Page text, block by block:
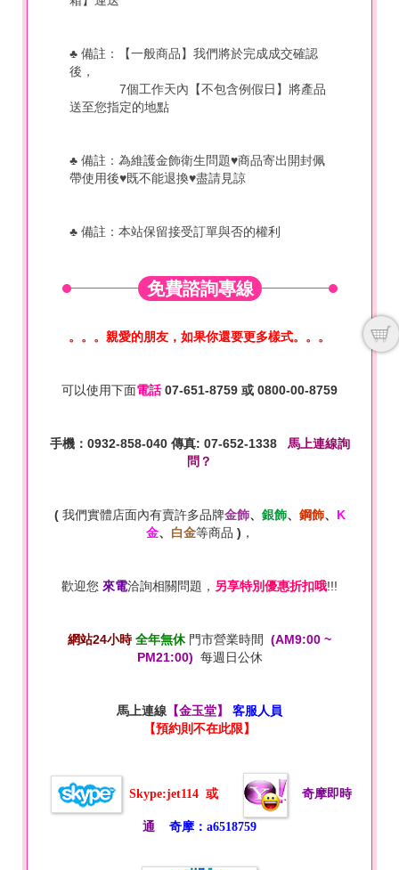
♣ 備註：【一般商品】我們將於完成成交確認
後，
7個工作天內【不包含例假日】將產品
送至您指定的地點
♣ 備註：為維護金飾衛生問題♥商品寄出開封佩
帶使用後♥既不能退換♥盡請見諒
♣ 備註：本站保留接受訂單與否的權利
免費諮詢專線
。。。親愛的朋友，如果你還要更多樣式。。。
可以使用下面電話 07-651-8759 或 0800-00-8759
手機：0932-858-040 傳真: 07-652-1338 馬上連線詢
問？
( 我們實體店面內有賣許多品牌金飾、 銀飾、 鋼飾、 K
金、 白金等商品 ) ，
歡迎您 來電洽詢相關問題， 另享特別優惠折扣哦!!!
網站24小時全年無休門市營業時間 (AM9:00 ~
PM21:00) 每週日公休
馬上連線 【金玉堂】
客服人員
【預約則不在此限】
Skype:jet114 或 奇摩即時
通 奇摩：a6518759